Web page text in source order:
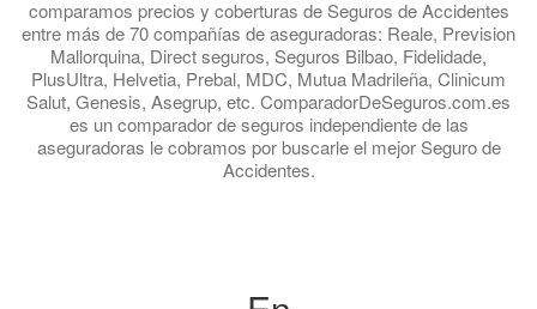
comparamos precios y coberturas de Seguros de Accidentes
entre más de 70 compañías de aseguradoras: Reale, Prevision
Mallorquina, Direct seguros, Seguros Bilbao, Fidelidade,
PlusUltra, Helvetia, Prebal, MDC, Mutua Madrileña, Clinicum
Salut, Genesis, Asegrup, etc. ComparadorDeSeguros.com.es
es un comparador de seguros independiente de las
aseguradoras le cobramos por buscarle el mejor Seguro de
Accidentes.